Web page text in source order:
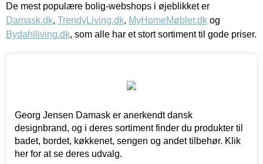
De mest populære bolig-webshops i øjeblikket er
Damask.dk, TrendyLiving.dk, MyHomeMøbler.dk og
Bydahlliving.dk, som alle har et stort sortiment til gode priser.
Georg Jensen Damask er anerkendt dansk
designbrand, og i deres sortiment finder du produkter til
badet, bordet, køkkenet, sengen og andet tilbehør. Klik
her for at se deres udvalg.